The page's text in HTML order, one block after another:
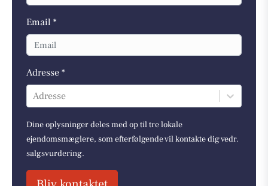
Email *
Adresse *
Adresse
Dine oplysninger deles med op til tre lokale
ejendomsmæglere, som efterfølgende vil kontakte dig vedr.
salgsvurdering.